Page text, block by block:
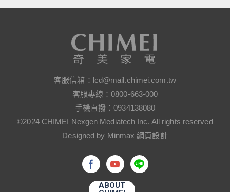
客服信箱： lcd@mail.chimei.com.tw
客服專線：0800-663-000
手機直撥：0934138080
©2024 CHIMEI Nexgen Mediatech Inc. All rights reserved
Designed by Minmax 網頁設計
ABOUT